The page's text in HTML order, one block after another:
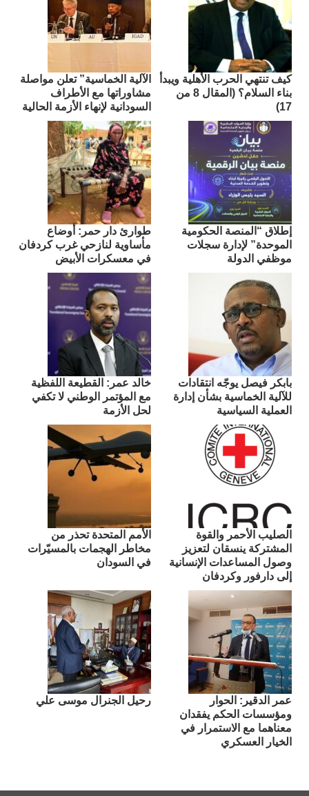
كيف تنتهي الحرب الأهلية ويبدأ
بناء السلام؟ (المقال 8 من
17)
الآلية الخماسية” تعلن مواصلة
مشاوراتها مع الأطراف
السودانية لإنهاء الأزمة الحالية
إطلاق “المنصة الحكومية
الموحدة” لإدارة سجلات
موظفي الدولة
طوارئ دار حمر: أوضاع
مأساوية لنازحي غرب كردفان
في معسكرات الأبيض
بابكر فيصل يوجّه انتقادات
للآلية الخماسية بشأن إدارة
العملية السياسية
​خالد عمر: القطيعة اللفظية
مع المؤتمر الوطني لا تكفي
لحل الأزمة
الصليب الأحمر والقوة
المشتركة ينسقان لتعزيز
وصول المساعدات الإنسانية
إلى دارفور وكردفان
الأمم المتحدة تحذر من
مخاطر الهجمات بالمسيّرات
في السودان
عمر الدقير: الحوار
ومؤسسات الحكم يفقدان
معناهما مع الاستمرار في
الخيار العسكري
رحيل الجنرال موسى علي